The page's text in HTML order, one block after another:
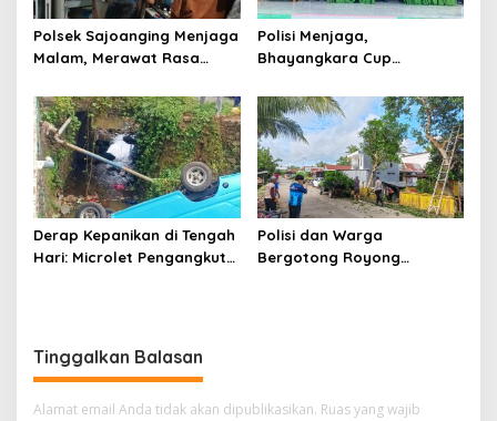
Polsek Sajoanging Menjaga
Malam, Merawat Rasa
Kehangatan Warga
Polisi Menjaga,
Bhayangkara Cup
Derap Kepanikan di Tengah
Hari: Microlet Pengangkut
Polisi dan Warga
Bergotong Royong
Tinggalkan Balasan
Alamat email Anda tidak akan dipublikasikan. Ruas yang wajib